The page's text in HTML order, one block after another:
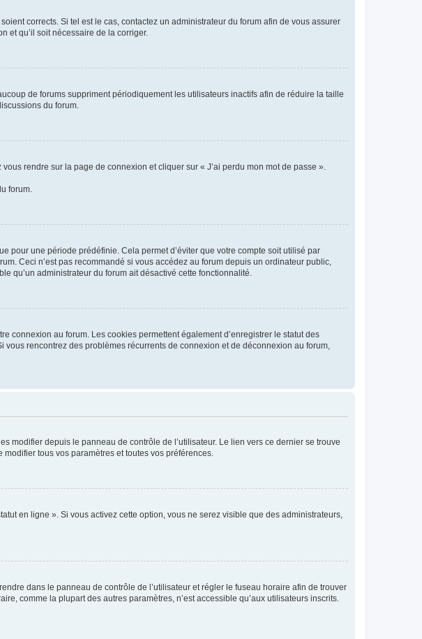
corrects. Si tel est le cas, contactez un administrateur du forum afin de vous assurer
et qu’il soit nécessaire de la corriger.
de forums suppriment périodiquement les utilisateurs inactifs afin de réduire la taille
du forum.
rendre sur la page de connexion et cliquer sur « J’ai perdu mon mot de passe ».
forum.
pour une période prédéfinie. Cela permet d’éviter que votre compte soit utilisé par
Ceci n’est pas recommandé si vous accédez au forum depuis un ordinateur public,
qu’un administrateur du forum ait désactivé cette fonctionnalité.
connexion au forum. Les cookies permettent également d’enregistrer le statut des
rencontrez des problèmes récurrents de connexion et de déconnexion au forum,
modifier depuis le panneau de contrôle de l’utilisateur. Le lien vers ce dernier se trouve
tous vos paramètres et toutes vos préférences.
en ligne ». Si vous activez cette option, vous ne serez visible que des administrateurs,
dans le panneau de contrôle de l’utilisateur et régler le fuseau horaire afin de trouver
comme la plupart des autres paramètres, n’est accessible qu’aux utilisateurs inscrits.